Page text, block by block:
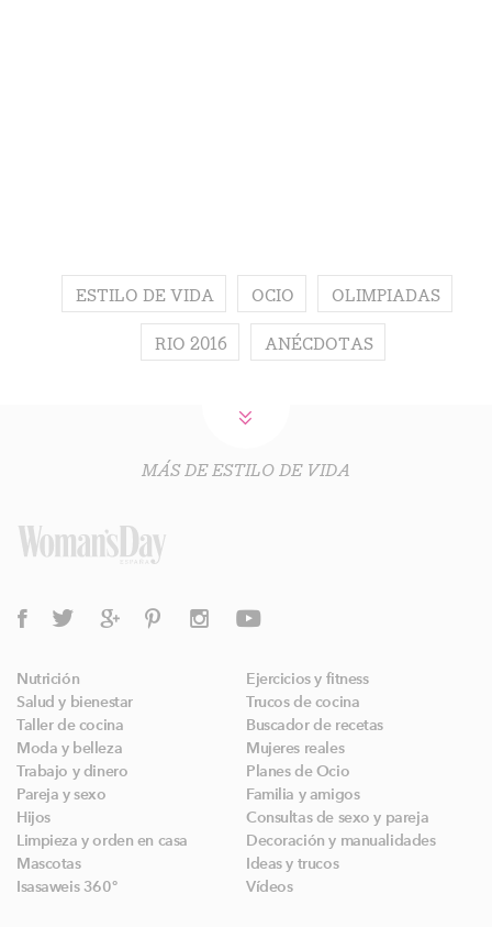
ESTILO DE VIDA OCIO OLIMPIADAS
RIO 2016 ANÉCDOTAS
MÁS DE ESTILO DE VIDA
Nutrición
Ejercicios y fitness
Salud y bienestar
Trucos de cocina
Taller de cocina
Buscador de recetas
Moda y belleza
Mujeres reales
Trabajo y dinero
Planes de Ocio
Pareja y sexo
Familia y amigos
Hijos
Consultas de sexo y pareja
Limpieza y orden en casa
Decoración y manualidades
Mascotas
Ideas y trucos
Isasaweis 360º
Vídeos